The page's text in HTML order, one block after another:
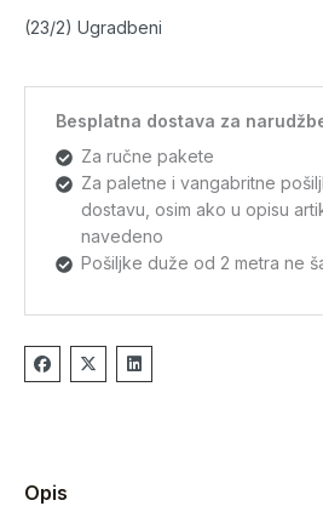
(23/2) Ugradbeni
Besplatna dostava za
Za ručne pakete
Za paletne i vangabritne
dostavu, osim ako u opisu
navedeno
Pošiljke duže od 2 metra ne
Opis